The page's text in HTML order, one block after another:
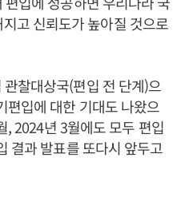
고 신뢰도가 높아질 것으로
찰대상국(편입 전 단계)으
편입에 대한 기대도 나왔으
, 2024년 3월에도 모두 편입
결과 발표를 또다시 앞두고